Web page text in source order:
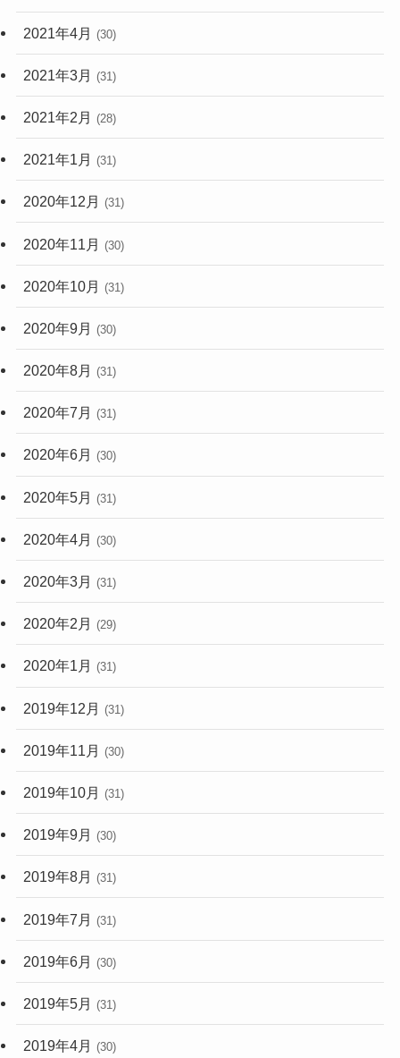
2021年4月 (30)
2021年3月 (31)
2021年2月 (28)
2021年1月 (31)
2020年12月 (31)
2020年11月 (30)
2020年10月 (31)
2020年9月 (30)
2020年8月 (31)
2020年7月 (31)
2020年6月 (30)
2020年5月 (31)
2020年4月 (30)
2020年3月 (31)
2020年2月 (29)
2020年1月 (31)
2019年12月 (31)
2019年11月 (30)
2019年10月 (31)
2019年9月 (30)
2019年8月 (31)
2019年7月 (31)
2019年6月 (30)
2019年5月 (31)
2019年4月 (30)